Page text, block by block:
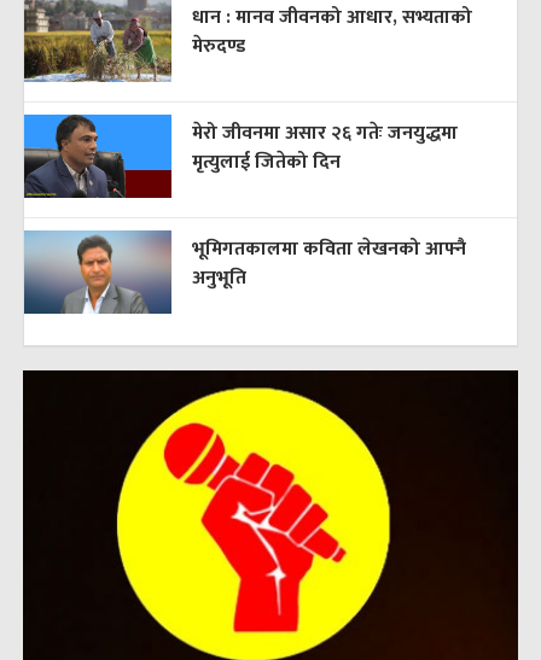
धान : मानव जीवनको आधार, सभ्यताको
मेरुदण्ड
मेरो जीवनमा असार २६ गतेः जनयुद्धमा
मृत्युलाई जितेको दिन
भूमिगतकालमा कविता लेखनको आफ्नै
अनुभूति